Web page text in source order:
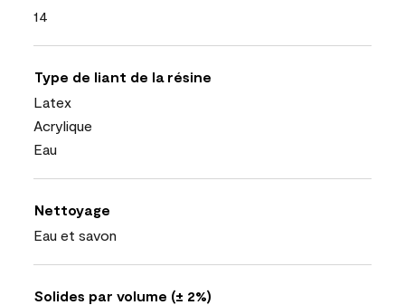
14
Type de liant de la résine
Latex
Acrylique
Eau
Nettoyage
Eau et savon
Solides par volume (± 2%)